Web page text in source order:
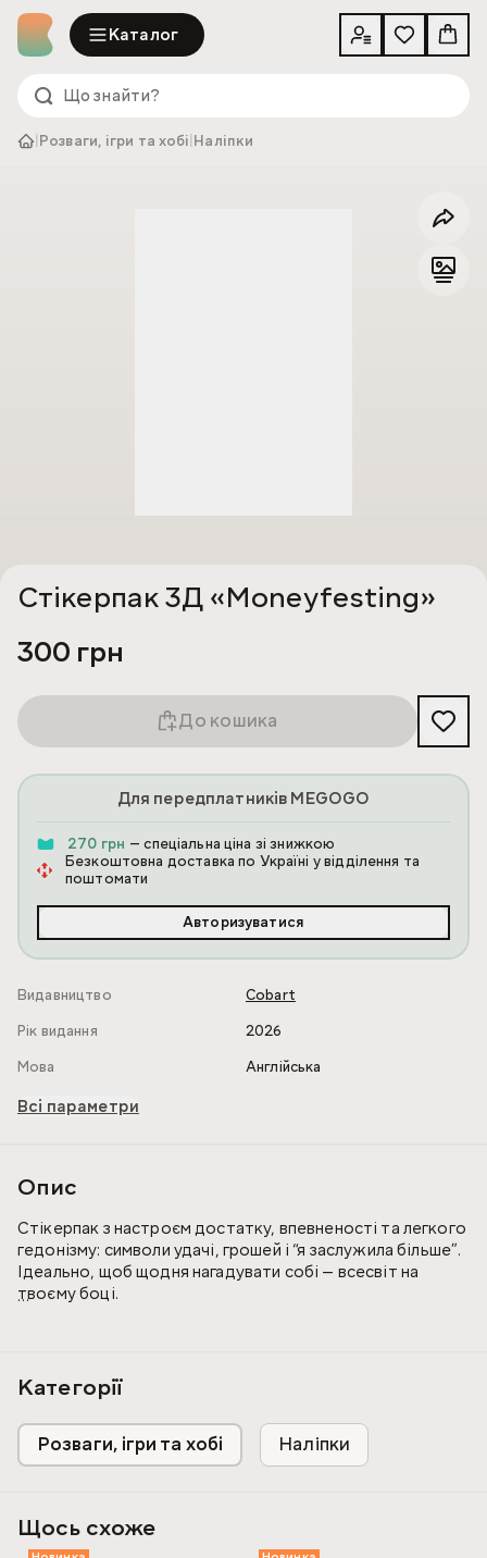
Каталог
Розваги, ігри та хобі Наліпки
Стікерпак 3Д «Moneyfesting»
300 грн
До кошика
Для передплатників MEGOGO
270 грн — спеціальна ціна зі знижкою
Безкоштовна доставка по Україні у відділення та
поштомати
Авторизуватися
Видавництво
Cobart
Рік видання
2026
Мова
Англійська
Всі параметри
Опис
Стікерпак з настроєм достатку, впевненості та легкого
гедонізму: символи удачі, грошей і “я заслужила більше”.
Ідеально, щоб щодня нагадувати собі — всесвіт на
твоєму боці.
Не вигорають на сонці
Захищають поверхню від подряпин
Категорії
Розваги, ігри та хобі Наліпки
Щось схоже